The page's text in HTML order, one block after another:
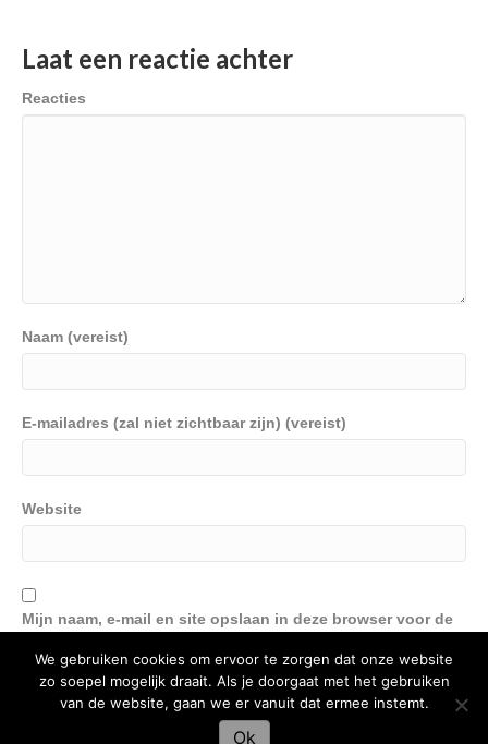
Laat een reactie achter
Reacties
Naam (vereist)
E-mailadres (zal niet zichtbaar zijn) (vereist)
Website
Mijn naam, e-mail en site opslaan in deze browser voor de
We gebruiken cookies om ervoor te zorgen dat onze website
zo soepel mogelijk draait. Als je doorgaat met het gebruiken
van de website, gaan we er vanuit dat ermee instemt.
Ok